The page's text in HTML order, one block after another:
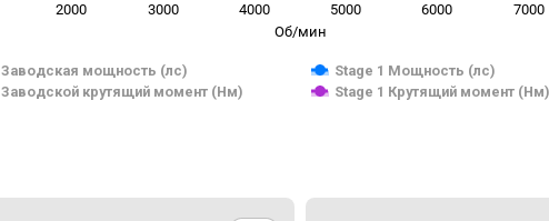
Об/мин
Заводская мощность (лс)
Stage 1 Мощность (лс)
Заводской крутящий момент (Нм)
Stage 1 Крутящий момент (Нм)
2000 3000 4000 5000 6000 7000